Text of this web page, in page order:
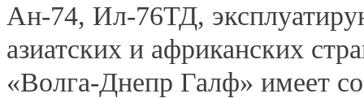
Aн-74, Ил-76ТД,
азиатских и африканских
«Волга-Днепр Галф» имеет